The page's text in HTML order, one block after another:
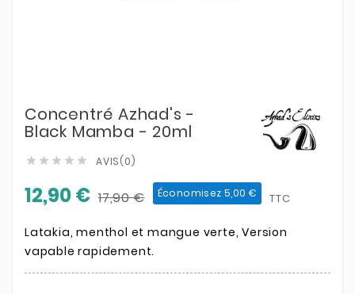
Concentré Azhad's -
Black Mamba - 20ml
     AVIS(0)
12,90 € 17,90 € Économisez 5,00 € TTC
Latakia, menthol et mangue verte, Version
vapable rapidement.